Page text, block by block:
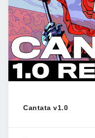
Cantata v1.0